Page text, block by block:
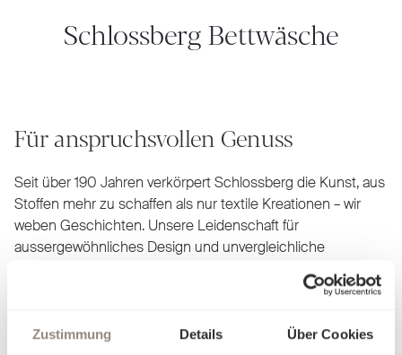
Zustimmung Details Über Cookies
Schlossberg Bettwäsche
Für anspruchsvollen Genuss
Seit über 190 Jahren verkörpert Schlossberg die Kunst, aus
Stoffen mehr zu schaffen als nur textile Kreationen – wir
weben Geschichten. Unsere Leidenschaft für
aussergewöhnliches Design und unvergleichliche
von Hand gemalten Muster ist ein kleines Meisterwerk, das
verwandelt.